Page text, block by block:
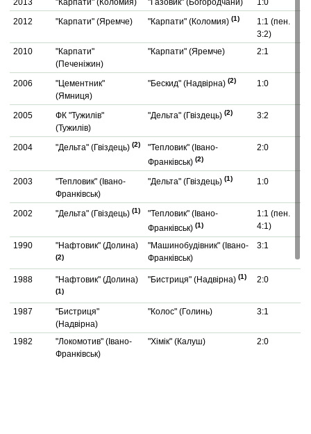
2013 "Карпати" (Коломия) "Газовик" (Богородчани)
1:0
2012
"Карпати" (Яремче) "Карпати" (Коломия)(1)
1:1 (пен.
3:2)
2010
"Карпати"
(Печеніжин)
"Карпати" (Яремче) 2:1
2006
"Цементник"
(Ямниця)
"Бескид" (Надвірна)(2) 1:0
2005
ФК "Тужилів"
(Тужилів)
"Дельта" (Гвіздець)(2) 3:2
2004 "Дельта" (Гвіздець)(2)
"Тепловик" (Івано-
Франківськ)(2)
2:0
2003
"Тепловик" (Івано-
Франківськ)
"Дельта" (Гвіздець)(1) 1:0
2002 "Дельта" (Гвіздець)(1)
"Тепловик" (Івано-
Франківськ)(1)
1:1 (пен.
4:1)
1990
"Нафтовик" (Долина)
(2)
"Машинобудівник" (Івано-
Франківськ)
3:1
1988 "Нафтовик" (Долина)
(1)
"Бистриця" (Надвірна)(1) 2:0
1987
"Бистриця"
(Надвірна)
"Колос" (Голинь) 3:1
1982
"Локомотив" (Івано-
Франківськ)
"Хімік" (Калуш) 2:0